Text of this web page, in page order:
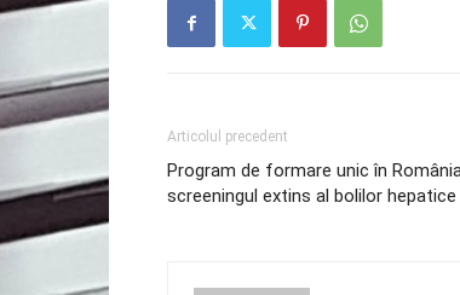
Articolul precedent
Program de formare unic în
screeningul extins al bolilor